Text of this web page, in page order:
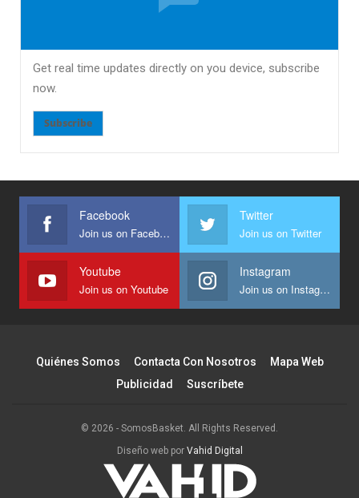
Get real time updates directly on you device, subscribe
now.
Subscribe
Facebook
Join us on Facebook
Twitter
Join us on Twitter
Youtube
Join us on Youtube
Instagram
Join us on Instagram
Quiénes Somos Contacta Con Nosotros
Mapa Web
Publicidad
Suscríbete
© 2026 - SomosBasket. All Rights Reserved.
Diseño web por Vahid Digital